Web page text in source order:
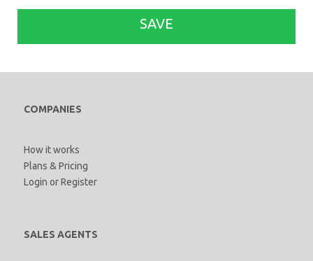
SAVE
COMPANIES
How it works
Plans & Pricing
Login orRegister
SALES AGENTS